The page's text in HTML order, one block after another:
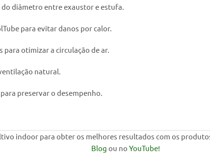
diâmetro entre exaustor e estufa.
para evitar danos por calor.
para otimizar a circulação de ar.
natural.
preservar o desempenho.
indoor para obter os melhores resultados com os
Blog ou noYouTube!